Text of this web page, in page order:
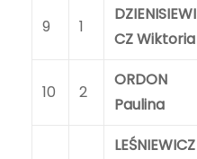
9 1
DZIENISIEWI
CZ Wiktoria
10 2
ORDON
Paulina
LEŚNIEWICZ